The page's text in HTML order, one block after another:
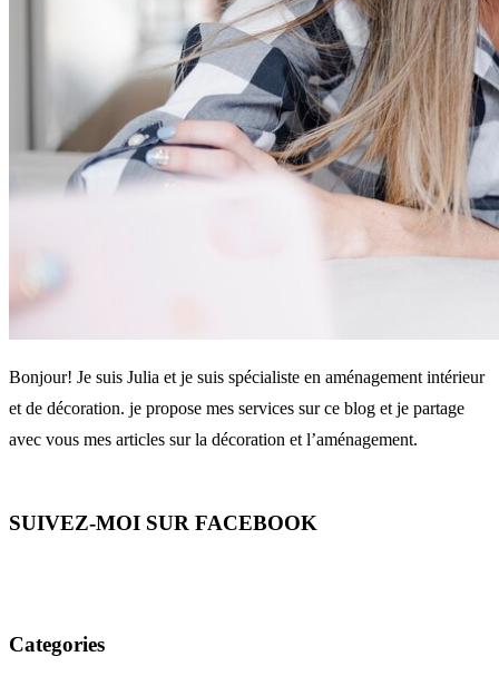
Bonjour! Je suis Julia et je suis spécialiste en aménagement intérieur
et de décoration. je propose mes services sur ce blog et je partage
avec vous mes articles sur la décoration et l’aménagement.
SUIVEZ-MOI SUR FACEBOOK
Categories